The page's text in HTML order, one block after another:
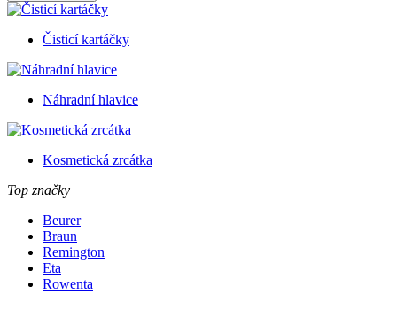
Čisticí kartáčky
Náhradní hlavice
Kosmetická zrcátka
Top značky
Beurer
Braun
Remington
Eta
Rowenta